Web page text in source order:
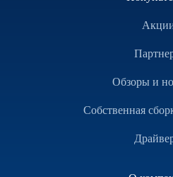
Обзоры и
Собственная